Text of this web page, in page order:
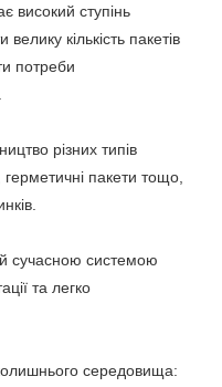
високий ступінь
кількість пакетів
потреби
різних типів
пакети тощо,
сучасною системою
та легко
середовища: